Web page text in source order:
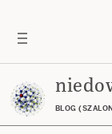
BLOG